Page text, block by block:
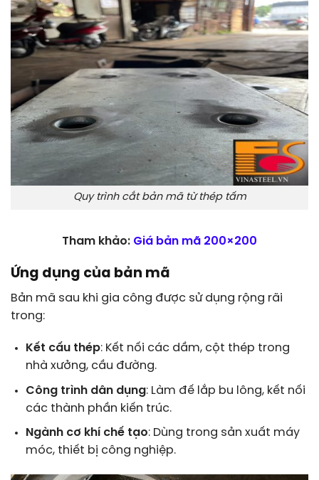
Quy trình cắt bản mã từ thép tấm
Tham khảo: Giá bản mã 200×200
Ứng dụng của bản mã
Bản mã sau khi gia công được sử dụng rộng rãi
trong:
Kết cấu thép: Kết nối các dầm, cột thép trong
nhà xưởng, cầu đường.
Công trình dân dụng: Làm đế lắp bu lông, kết nối
các thành phần kiến trúc.
Ngành cơ khí chế tạo: Dùng trong sản xuất máy
móc, thiết bị công nghiệp.